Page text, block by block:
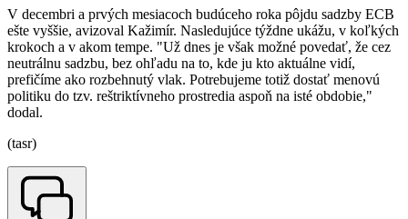
V decembri a prvých mesiacoch budúceho roka pôjdu sadzby ECB
ešte vyššie, avizoval Kažimír. Nasledujúce týždne ukážu, v koľkých
krokoch a v akom tempe. "Už dnes je však možné povedať, že cez
neutrálnu sadzbu, bez ohľadu na to, kde ju kto aktuálne vidí,
prefičíme ako rozbehnutý vlak. Potrebujeme totiž dostať menovú
politiku do tzv. reštriktívneho prostredia aspoň na isté obdobie,"
dodal.
(tasr)